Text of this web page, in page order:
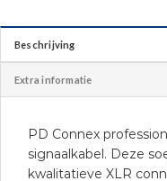
Beschrijving
Extra informatie
PD Connex
signaalkabel. Deze
kwalitatieve XLR